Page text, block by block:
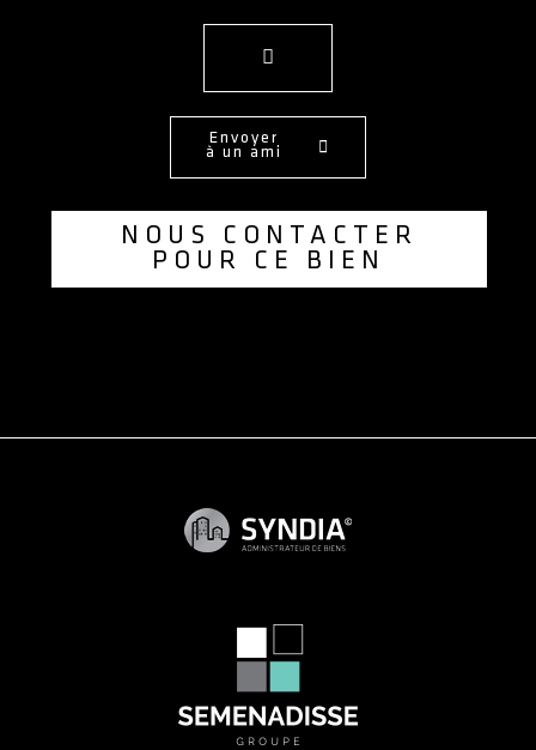
Envoyer
à un ami
NOUS CONTACTER
POUR CE BIEN